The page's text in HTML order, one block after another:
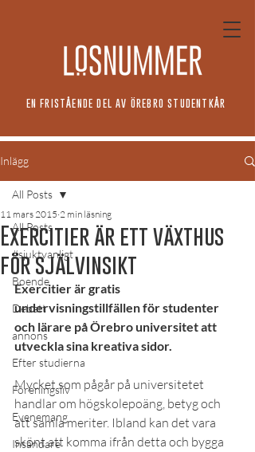
EN FRISTÅENDE DEL AV ÖREBRO STUDENTKÅR
Inlägg
All Posts
#sjuktvanligt
Boende
Debatt
annons
Efter studierna
Föreningsliv
Evenemang
Insändare
All Posts
Exercitier är ett växthus
för självinsikt
11 mars 2015 2 min läsning
Exercitier är gratis
undervisningstillfällen för studenter
och lärare på Örebro universitet att
utveckla sina kreativa sidor.
Mycket som pågår på universitetet
handlar om högskolepoäng, betyg och
att samla meriter. Ibland kan det vara
skönt att komma ifrån detta och bygga